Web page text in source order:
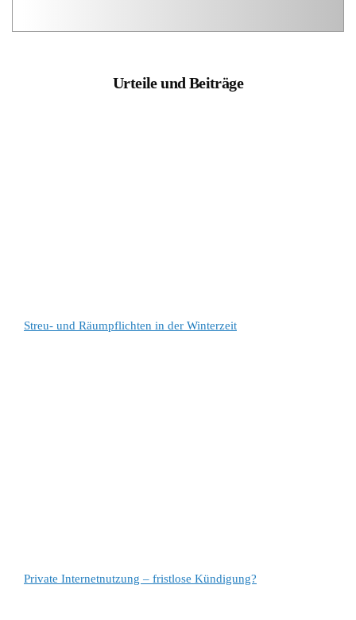
Urteile und Beiträge
Streu- und Räumpflichten in der Winterzeit
Private Internetnutzung – fristlose Kündigung?